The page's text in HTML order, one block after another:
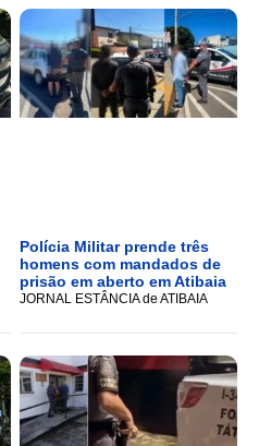
Polícia Militar prende três
homens com mandados de
prisão em aberto em Atibaia
JORNAL ESTÂNCIA de ATIBAIA